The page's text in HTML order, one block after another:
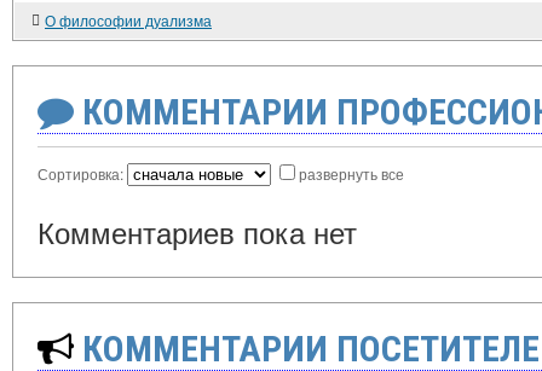
О философии дуализма
КОММЕНТАРИИ
Сортировка: развернуть все
Комментариев пока нет
КОММЕНТАРИИ